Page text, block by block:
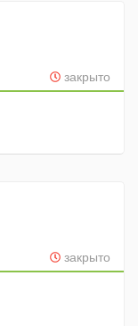
закрыто
закрыто